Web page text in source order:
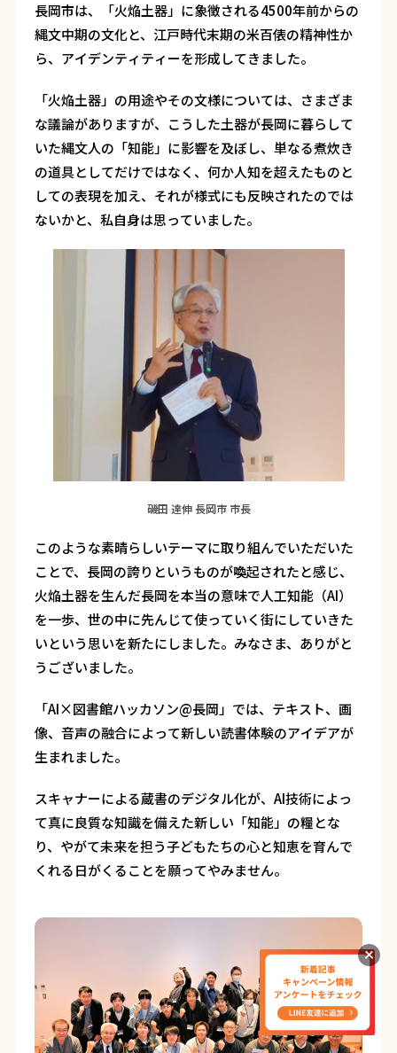
長岡市は、「火焔土器」に象徴される4500年前からの
縄文中期の文化と、江戸時代末期の米百俵の精神性か
ら、アイデンティティーを形成してきました。
「火焔土器」の用途やその文様については、さまざま
な議論がありますが、こうした土器が長岡に暮らして
いた縄文人の「知能」に影響を及ぼし、単なる煮炊き
の道具としてだけではなく、何か人知を超えたものと
しての表現を加え、それが様式にも反映されたのでは
ないかと、私自身は思っていました。
磯田 達伸 長岡市 市長
このような素晴らしいテーマに取り組んでいただいた
ことで、長岡の誇りというものが喚起されたと感じ、
火焔土器を生んだ長岡を本当の意味で人工知能（AI）
を一歩、世の中に先んじて使っていく街にしていきた
いという思いを新たにしました。みなさま、ありがと
うございました。
「AI×図書館ハッカソン@長岡」では、テキスト、画
像、音声の融合によって新しい読書体験のアイデアが
生まれました。
スキャナーによる蔵書のデジタル化が、AI技術によっ
て真に良質な知識を備えた新しい「知能」の糧とな
り、やがて未来を担う子どもたちの心と知恵を育んで
くれる日がくることを願ってやみません。